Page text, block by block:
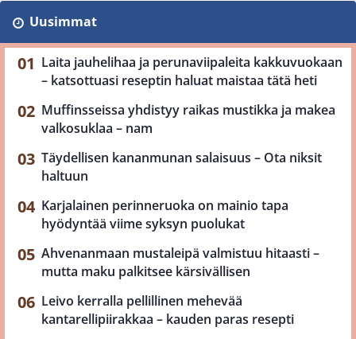
Uusimmat
Laita jauhelihaa ja perunaviipaleita kakkuvuokaan
– katsottuasi reseptin haluat maistaa tätä heti
Muffinsseissa yhdistyy raikas mustikka ja makea
valkosuklaa – nam
Täydellisen kananmunan salaisuus – Ota niksit
haltuun
Karjalainen perinneruoka on mainio tapa
hyödyntää viime syksyn puolukat
Ahvenanmaan mustaleipä valmistuu hitaasti –
mutta maku palkitsee kärsivällisen
Leivo kerralla pellillinen mehevää
kantarellipiirakkaa – kauden paras resepti